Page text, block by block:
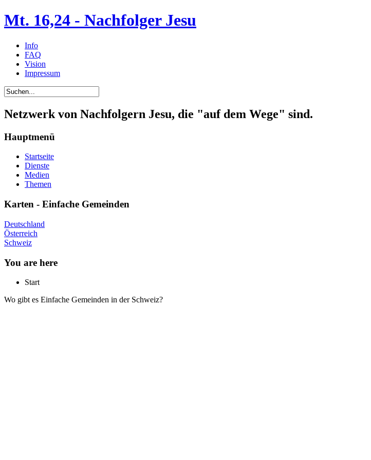
Mt. 16,24 - Nachfolger Jesu
Info
FAQ
Vision
Impressum
Netzwerk von Nachfolgern Jesu, die "auf dem Wege" sind.
Hauptmenü
Startseite
Dienste
Medien
Themen
Karten - Einfache Gemeinden
Deutschland
Österreich
Schweiz
You are here
Start
Wo gibt es Einfache Gemeinden in der Schweiz?